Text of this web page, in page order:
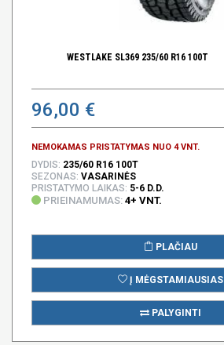
WESTLAKE SL369 235/60 R16 100T
96,00 €
NEMOKAMAS PRISTATYMAS NUO 4 VNT.
DYDIS: 235/60 R16 100T
SEZONAS: VASARINĖS
PRISTATYMO LAIKAS: 5-6 D.D.
PRIEINAMUMAS: 4+ VNT.
PLAČIAU
Į MĖGSTAMIAUSIAS
PALYGINTI